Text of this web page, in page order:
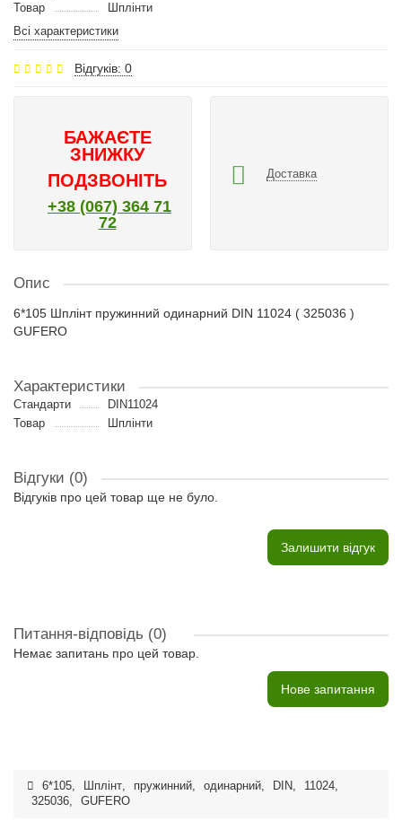
Товар
Шплінти
Всі характеристики
Відгуків: 0
БАЖАЄТЕ
ЗНИЖКУ
ПОДЗВОНІТЬ
+38 (067) 364 71
72
Доставка
Опис
6*105 Шплінт пружинний одинарний DIN 11024 ( 325036 )
GUFERO
Характеристики
Стандарти
DIN11024
Товар
Шплінти
Відгуки (0)
Відгуків про цей товар ще не було.
Залишити відгук
Питання-відповідь (0)
Немає запитань про цей товар.
Нове запитання
6*105, Шплінт, пружинний, одинарний, DIN, 11024,
325036, GUFERO